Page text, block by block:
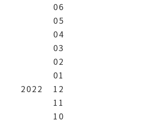
06
05
04
03
02
01
2022
12
11
10